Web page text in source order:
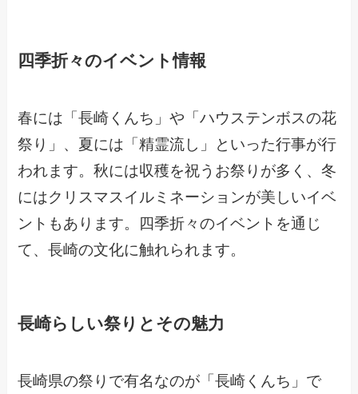
四季折々のイベント情報
春には「長崎くんち」や「ハウステンボスの花
祭り」、夏には「精霊流し」といった行事が行
われます。秋には収穫を祝うお祭りが多く、冬
にはクリスマスイルミネーションが美しいイベ
ントもあります。四季折々のイベントを通じ
て、長崎の文化に触れられます。
長崎らしい祭りとその魅力
長崎県の祭りで有名なのが「長崎くんち」で